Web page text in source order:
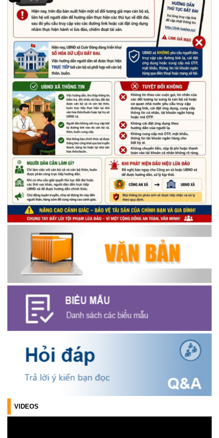
Nhiệt liệt chào mừng Ngày Khoa học, Công nghệ và Đổi mới
sáng tạo Việt Nam 18/5"
(15/05/2026)
Chương trình đối thoại giữa lãnh đạo UBND xã với thanh niên,
thiếu nhi trên địa bàn xã năm 2026
(14/05/2026)
Chương trình kỷ niệm 85 năm ngày thành lập Đội TNTP Hồ Chí
Minh (15/05/1941 – 15/05/2026) và kỷ niệm 136 năm ngày
sinh Chủ tịch Hồ Chí Minh (19/05/1890 – 19/05/2026).
(14/05/2026)
Tuyển dụng lao động
(07/05/2026)
Thông báo về thực hiện Luật tương trợ tư pháp về dân sự và
các văn bản quy định chi tiết, hướng dẫn thi hành
(04/08/2026)
Thông báo cảnh báo lừa đảo liên quan đến thủ tục đất đai
(24/07/2026)
Triển khai xây dựng mô hình “Trồng tái canh Cà phê Vối” năm
2026 tại các hộ nông dân trên địa bàn xã
Hội nghị công bố Nghị quyết, các quyết định về thành lập thôn,
buôn, thành lập tổ chức Đảng, chỉ định cấp ủy, trưởng các thôn,
buôn, trưởng Ban công tác Mặt trận các thôn, buôn
(03/07/2026)
Xã Cuôr Đăng đã tổ chức lễ kỷ niệm 85 năm Ngày truyền thống
Người cao tuổi Việt Nam (06/06/1941-06/06/2026) và tổ
chức mừng thọ, chúc thọ Người cao tuổi trên địa bàn xã.
VIDEOS